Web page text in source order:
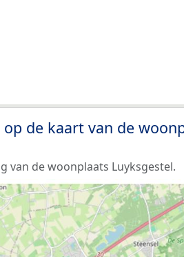
de kaart van de
van de woonplaats Luyksgestel.